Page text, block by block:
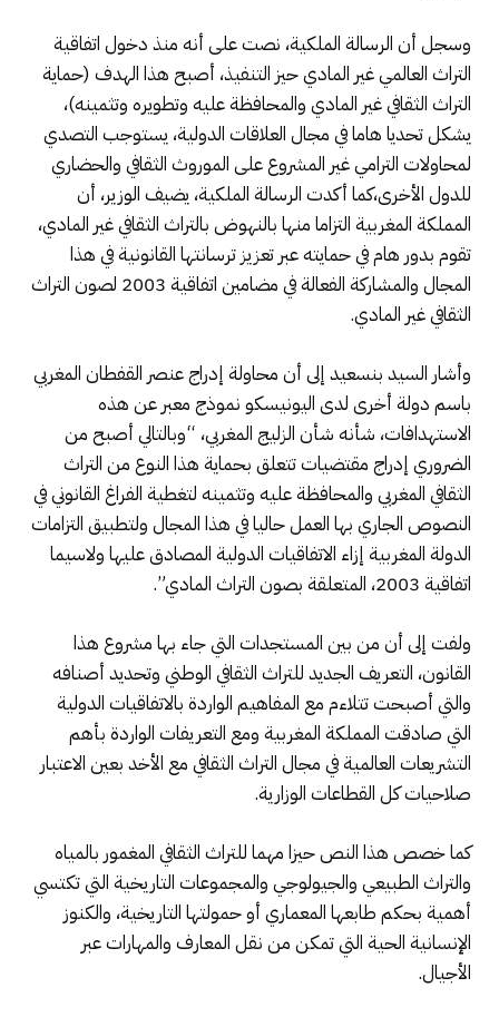
وسجل أن الرسالة الملكية، نصت على أنه منذ دخول اتفاقية
التراث العالمي غير المادي حيز التنفيذ، أصبح هذا الهدف (حماية
التراث الثقافي غير المادي والمحافظة عليه وتطويره وتثمينه)،
يشكل تحديا هاما في مجال العلاقات الدولية، يستوجب التصدي
لمحاولات الترامي غير المشروع على الموروث الثقافي والحضاري
للدول الأخرى،كما أكدت الرسالة الملكية، يضيف الوزير، أن
المملكة المغربية التزاما منها بالنهوض بالتراث الثقافي غير المادي،
تقوم بدور هام في حمايته عبر تعزيز ترسانتها القانونية في هذا
المجال والمشاركة الفعالة في مضامين اتفاقية 2003 لصون التراث
الثقافي غير المادي.
وأشار السيد بنسعيد إلى أن محاولة إدراج عنصر القفطان المغربي
باسم دولة أخرى لدى اليونيسكو نموذج معبر عن هذه
الاستهدافات، شأنه شأن الزليج المغربي، “وبالتالي أصبح من
الضروري إدراج مقتضيات تتعلق بحماية هذا النوع من التراث
الثقافي المغربي والمحافظة عليه وتثمينه لتغطية الفراغ القانوني في
النصوص الجاري بها العمل حاليا في هذا المجال ولتطبيق التزامات
الدولة المغربية إزاء الاتفاقيات الدولية المصادق عليها ولاسيما
اتفاقية 2003، المتعلقة بصون التراث المادي”.
ولفت إلى أن من بين المستجدات التي جاء بها مشروع هذا
القانون، التعريف الجديد للتراث الثقافي الوطني وتحديد أصنافه
والتي أصبحت تتلاءم مع المفاهيم الواردة بالاتفاقيات الدولية
التي صادقت المملكة المغربية ومع التعريفات الواردة بأهم
التشريعات العالمية في مجال التراث الثقافي مع الأخد بعين الاعتبار
صلاحيات كل القطاعات الوزارية.
كما خصص هذا النص حيزا مهما للتراث الثقافي المغمور بالمياه
والتراث الطبيعي والجيولوجي والمجموعات التاريخية التي تكتسي
أهمية بحكم طابعها المعماري أو حمولتها التاريخية، والكنوز
الإنسانية الحية التي تمكن من نقل المعارف والمهارات عبر
الأجيال.